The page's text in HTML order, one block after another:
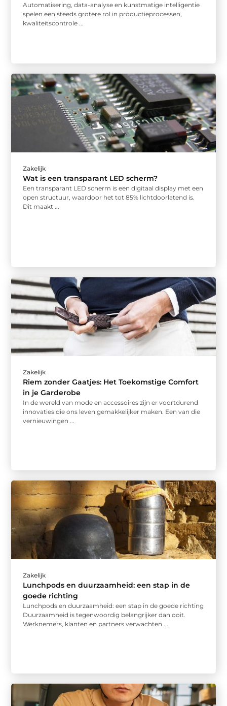
Automatisering, data-analyse en kunstmatige intelligentie
spelen een steeds grotere rol in productieprocessen,
kwaliteitscontrole ...
Zakelijk
Wat is een transparant LED scherm?
Een transparant LED scherm is een digitaal display met een
open structuur, waardoor het tot 85% lichtdoorlatend is.
Dit maakt ...
Zakelijk
Riem zonder Gaatjes: Het Toekomstige Comfort
in je Garderobe
In de wereld van mode en accessoires zijn er voortdurend
innovaties die ons leven gemakkelijker maken. Een van die
vernieuwingen ...
Zakelijk
Lunchpods en duurzaamheid: een stap in de
goede richting
Lunchpods en duurzaamheid: een stap in de goede richting
Duurzaamheid is tegenwoordig belangrijker dan ooit.
Werknemers, klanten en partners verwachten ...